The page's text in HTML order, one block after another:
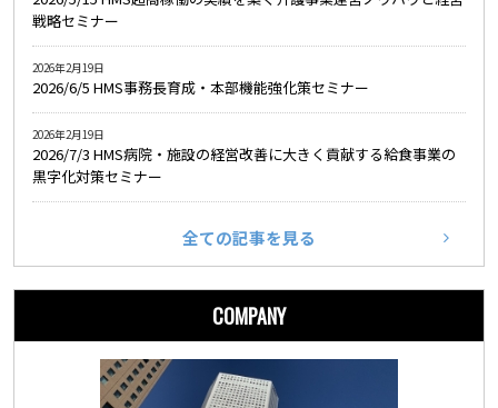
戦略セミナー
2026/6/5 HMS事務長育成・本部機能強化策セミナー
2026年2月19日
2026/7/3 HMS病院・施設の経営改善に大きく貢献する給食事業の
黒字化対策セミナー
2026年2月19日
全ての記事を見る
COMPANY